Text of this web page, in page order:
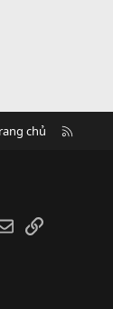
chủ
EmailLink